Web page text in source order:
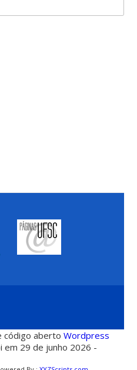
código abertoWordpress
em 29 de junho 2026 -